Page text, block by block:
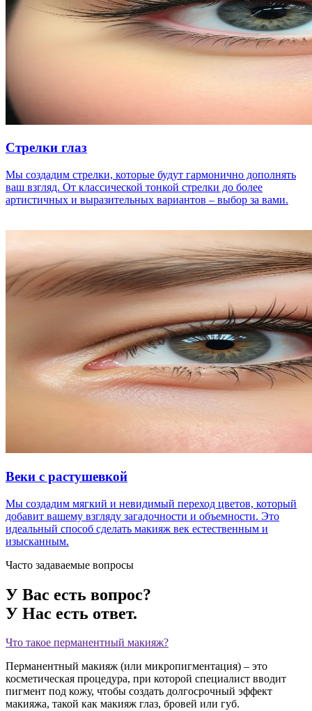
Стрелки глаз
Мы создадим стрелки, которые будут гармонично дополнять
ваш взгляд. От классической тонкой стрелки до более
артистичных и выразительных вариантов – выбор за вами.
Веки с растушевкой
Мы создадим мягкий и невидимый переход цветов, который
добавит вашему взгляду загадочности и объемности. Это
идеальный способ сделать макияж век естественным и
изысканным.
Часто задаваемые вопросы
У Вас есть вопрос?
У Нас есть ответ.
Что такое перманентный макияж?
Перманентный макияж (или микропигментация) – это
косметическая процедура, при которой специалист вводит
пигмент под кожу, чтобы создать долгосрочный эффект
макияжа, такой как макияж глаз, бровей или губ.